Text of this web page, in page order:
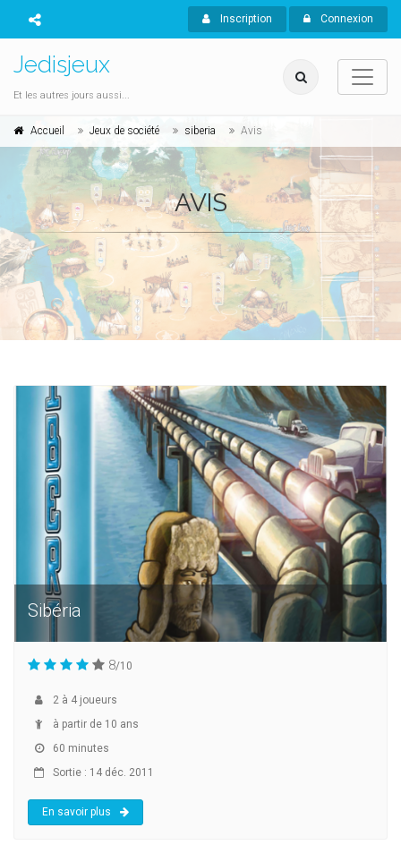
Inscription Connexion
Jedisjeux
Et les autres jours aussi...
Accueil Jeux de société siberia Avis
AVIS
Sibéria
8/10
2 à 4 joueurs
à partir de 10 ans
60 minutes
Sortie : 14 déc. 2011
En savoir plus